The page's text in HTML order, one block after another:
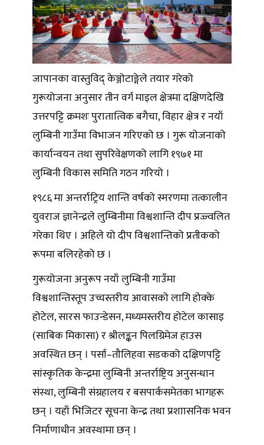
जापानका वास्तुविद् केञ्जोटाङ्गेले तयार गरेको
गुरूयोजना अनुसार तीन वर्ग माइल क्षेत्रमा दक्षिणदेखि
उत्तरपट्टि क्रमशः पुरातात्विक बगैचा, विहार क्षेत्र र नयाँ
लुम्बिनी गाउँमा विभाजन गरिएको छ । गुरू योजनाको
कार्यान्वयन तथा सुपरिवेक्षणको लागि १९७१ मा
लुम्बिनी विकास समिति गठन गरियो ।
१९८६ मा अन्तर्राट्रिय शान्ति वर्षको स्मरणमा तत्कालीन
युवराज ज्ञानेन्द्रले लुम्बिनीमा विश्वशान्ति दीप प्रज्ज्वलित
गरेका थिए । अहिले यो दीप विश्वशान्तिको प्रतीकको
रूपमा बलिरहेको छ ।
गुरूयोजना अनुरूप नयाँ लुम्बिनी गाउँमा
विश्वशान्तिस्तूप उच्चस्तरीय आवासको लागि होक्के
होटेल, सारस फाउन्डेसन, मध्यमस्तरीय होटेल कासाइ
(साबिक मिकासा) र श्रीलङ्कन पिलग्रिमेज हाउस
अवस्थित छन् । पर्सा–तौलिहवा सडकको दक्षिणपट्टि
सांस्कृतिक केन्द्रमा लुम्बिनी अन्तर्राष्ट्रिय अनुसन्धान
संस्था, लुम्बिनी संग्रहालय र बसपार्कसमेतका भागहरू
छन् । यहाँ भिजिटर सूचना केन्द्र तथा प्रशाासनिक भवन
निर्माणाधीन अवस्थामा छन् ।